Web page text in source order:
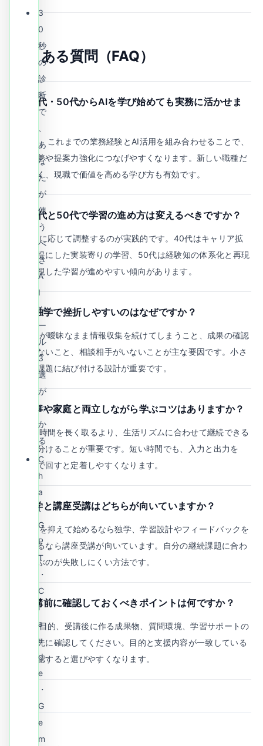
よくある質問（FAQ）
40代・50代からAIを学び始めても実務に活かせま
はい。これまでの業務経験とAI活用を組み合わせることで、
業務改善や提案力強化につなげやすくなります。新しい職種だ
けでなく、現職で価値を高める学び方も有効です。
40代と50代で学習の進め方は変えるべきですか？
目標に応じて調整するのが実践的です。40代はキャリア拡
張を前提にした実装寄りの学習、50代は経験知の体系化と再現
性を重視した学習が進めやすい傾向があります。
AI独学で挫折しやすいのはなぜですか？
目的が曖昧なまま情報収集を続けてしまうこと、成果の確認
機会がないこと、相談相手がいないことが主な要因です。小さ
な実務課題に結び付ける設計が重要です。
仕事や家庭と両立しながら学ぶコツはありますか？
学習時間を長く取るより、生活リズムに合わせて継続できる
単位に分けることが重要です。短い時間でも、入力と出力を
セットで回すと定着しやすくなります。
独学と講座受講はどちらが向いていますか？
費用を抑えて始めるなら独学、学習設計やフィードバックを
重視するなら講座受講が向いています。自分の継続課題に合わ
せて選ぶのが失敗しにくい方法です。
受講前に確認しておくべきポイントは何ですか？
学習目的、受講後に作る成果物、質問環境、学習サポートの
範囲を先に確認してください。目的と支援内容が一致している
かを確認すると選びやすくなります。
3
0
秒
の
診
断
で
あ
な
た
が
使
う
べ
き
A
I
ツ
ー
ル
3
選
が
わ
か
る
C
h
a
t
G
P
T
・
C
l
a
u
d
e
・
G
e
m